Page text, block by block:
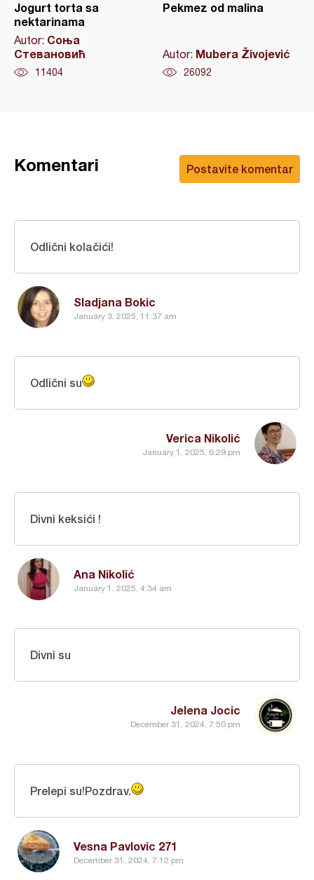
Jogurt torta sa
nektarinama
Autor: Соња
Стевановић
11404
Pekmez od malina
Autor: Mubera Živojević
26092
Postavite komentar
Komentari
Sladjana Bokic
January 3, 2025, 11:37 am
Odlični kolačići!
Verica Nikolić
January 1, 2025, 6:29 pm
Odlični su
Ana Nikolić
January 1, 2025, 4:34 am
Divni keksići !
Jelena Jocic
December 31, 2024, 7:50 pm
Divni su
Vesna Pavlovic 271
December 31, 2024, 7:12 pm
Prelepi su!Pozdrav.